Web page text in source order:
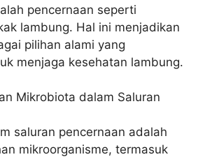
pencernaan seperti
lambung. Hal ini menjadikan
pilihan alami yang
menjaga kesehatan lambung.
Mikrobiota dalam Saluran
saluran pencernaan adalah
mikroorganisme, termasuk